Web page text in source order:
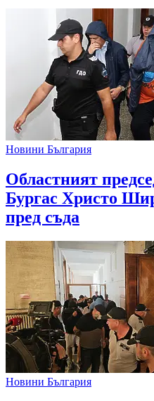
Новини България
Областният
Бургас Христо
пред съда
Новини България